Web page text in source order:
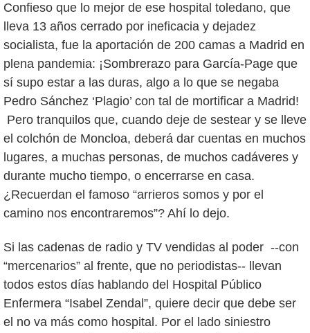
Confieso que lo mejor de ese hospital toledano, que
lleva 13 años cerrado por ineficacia y dejadez
socialista, fue la aportación de 200 camas a Madrid en
plena pandemia: ¡Sombrerazo para García-Page que
sí supo estar a las duras, algo a lo que se negaba
Pedro Sánchez ‘Plagio’ con tal de mortificar a Madrid!
Pero tranquilos que, cuando deje de sestear y se lleve
el colchón de Moncloa, deberá dar cuentas en muchos
lugares, a muchas personas, de muchos cadáveres y
durante mucho tiempo, o encerrarse en casa.
¿Recuerdan el famoso “arrieros somos y por el
camino nos encontraremos”? Ahí lo dejo.
Si las cadenas de radio y TV vendidas al poder --con
“mercenarios” al frente, que no periodistas-- llevan
todos estos días hablando del Hospital Público
Enfermera “Isabel Zendal”, quiere decir que debe ser
el no va más como hospital. Por el lado siniestro